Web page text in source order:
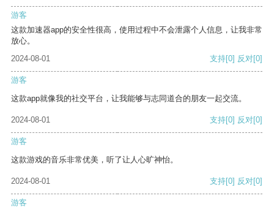
游客
这款加速器app的安全性很高，使用过程中不会泄露个人信息，让我非常
放心。
2024-08-01
支持[0] 反对[0]
游客
这款app就像我的社交平台，让我能够与志同道合的朋友一起交流。
2024-08-01 支持[0] 反对[0]
游客
这款游戏的音乐非常优美，听了让人心旷神怡。
2024-08-01 支持[0] 反对[0]
游客